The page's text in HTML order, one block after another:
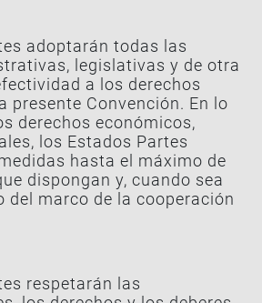
adoptarán todas las
legislativas y de otra
a los derechos
presente Convención. En lo
derechos económicos,
los Estados Partes
hasta el máximo de
dispongan y, cuando sea
del marco de la cooperación
respetarán las